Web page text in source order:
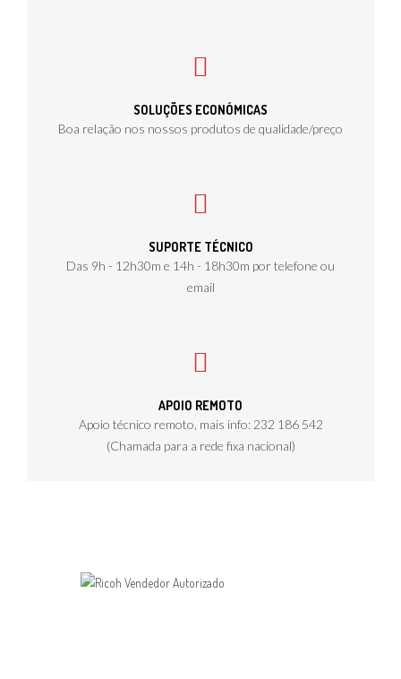
SOLUÇÕES ECONÓMICAS
Boa relação nos nossos produtos de qualidade/preço
SUPORTE TÉCNICO
Das 9h - 12h30m e 14h - 18h30m por telefone ou
email
APOIO REMOTO
Apoio técnico remoto, mais info: 232 186 542
(Chamada para a rede fixa nacional)